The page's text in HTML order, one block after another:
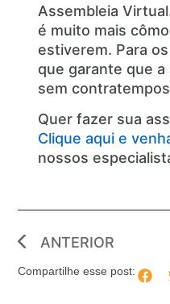
Assembleia
é muito mais
estiverem. Para
que garante que
sem
Quer fazer sua
Clique aqui e
nossos
ANTERIOR
Compartilhe esse post: